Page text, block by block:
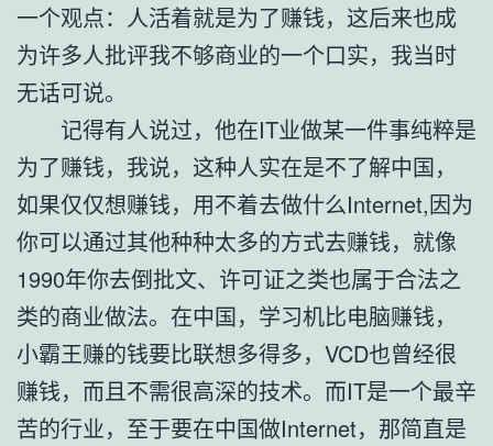
一个观点：人活着就是为了赚钱，这后来也成
为许多人批评我不够商业的一个口实，我当时
无话可说。
记得有人说过，他在IT业做某一件事纯粹是
为了赚钱，我说，这种人实在是不了解中国，
如果仅仅想赚钱，用不着去做什么Internet,因为
你可以通过其他种种太多的方式去赚钱，就像
1990年你去倒批文、许可证之类也属于合法之
类的商业做法。在中国，学习机比电脑赚钱，
小霸王赚的钱要比联想多得多，VCD也曾经很
赚钱，而且不需很高深的技术。而IT是一个最辛
苦的行业，至于要在中国做Internet，那简直是